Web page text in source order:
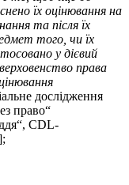
їх оцінювання на
та після їх
того, чи їх
у дієвий
права
дослідження
право“
СDL-